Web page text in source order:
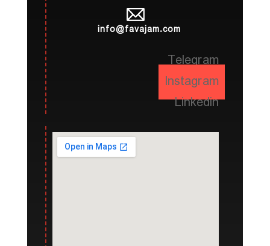
info@favajam.com
Telegram
Instagram
Linkedin